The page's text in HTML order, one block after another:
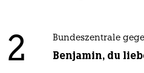
2 Bundeszentrale
Benjamin, du